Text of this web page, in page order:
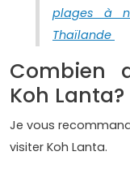
plages à
Thaïlande
Combien
Koh Lanta?
Je vous
visiter Koh Lanta.